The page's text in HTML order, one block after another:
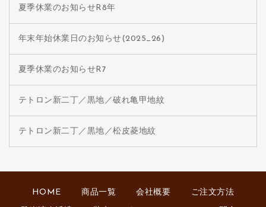
夏季休業のお知らせR8年
年末年始休業日のお知らせ(2025_26)
夏季休業のお知らせR7
テトロン新二丁／黒地／破れ亀甲地紋
テトロン新二丁／黒地／松皮菱地紋
HOME 商品一覧 会社概要 ご注文方法